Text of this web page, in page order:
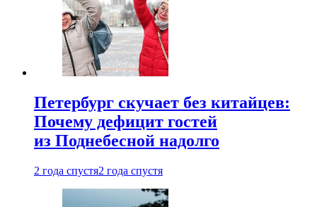
Петербург скучает без китайцев:
Почему дефицит гостей
из Поднебесной надолго
2 года спустя2 года спустя